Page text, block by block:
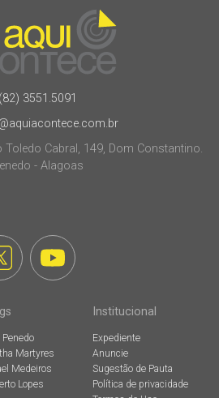
(82) 3551.5091
Cabral, 149, Dom Constantino.
- Alagoas
Penedo
Martyres
Medeiros
Lopes
Institucional
Expediente
Anuncie
Sugestão de Pauta
Política de privacidade